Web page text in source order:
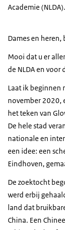
Academie (NLDA).
Dames en heren,
Mooi dat u er
de NLDA en voor
Laat ik beginnen
november 2020,
het teken van
De hele stad
nationale en
een idee: een
Eindhoven,
De zoektocht
werd erbij
land dat
China. Een